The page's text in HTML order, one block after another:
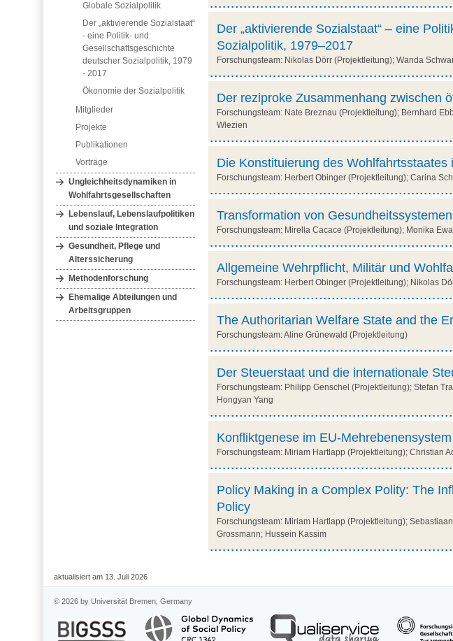
Globale Sozialpolitik
Der „aktivierende Sozialstaat“
- eine Politik- und
Gesellschaftsgeschichte
deutscher Sozialpolitik, 1979
- 2017
Ökonomie der Sozialpolitik
Mitglieder
Projekte
Publikationen
Vorträge
Ungleichheitsdynamiken in
Wohlfahrtsgesellschaften
Lebenslauf, Lebenslaufpolitiken
und soziale Integration
Gesundheit, Pflege und
Alterssicherung
Methodenforschung
Ehemalige Abteilungen und
Arbeitsgruppen
Der „aktivierende Sozialstaat“ – eine
Sozialpolitik, 1979–2017
Forschungsteam: Nikolas Dörr (Projektleitung); Wanda
Der reziproke Zusammenhang zwischen
Forschungsteam: Nate Breznau (Projektleitung); Bernhard
Wlezien
Die Konstituierung des
Forschungsteam: Herbert Obinger (Projektleitung); Carina
Transformation von
Forschungsteam: Mirella Cacace (Projektleitung); Monika
Allgemeine Wehrpflicht, Militär und
Forschungsteam: Herbert Obinger (Projektleitung); Nikolas
The Authoritarian Welfare State and the
Forschungsteam: Aline Grünewald (Projektleitung)
Der Steuerstaat und die internationale
Forschungsteam: Philipp Genschel (Projektleitung); Stefan
Hongyan Yang
Konfliktgenese im EU-Mehrebenensystem
Forschungsteam: Miriam Hartlapp (Projektleitung); Christian
Policy Making in a Complex Polity: The
Policy
Forschungsteam: Miriam Hartlapp (Projektleitung);
Grossmann; Hussein Kassim
aktualisiert am 13. Juli 2026
© 2026 by Universität Bremen, Germany